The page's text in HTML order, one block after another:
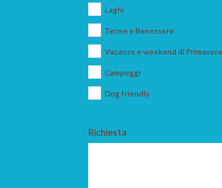
Laghi
Terme e Benessere
Vacanze e weekend di Primavera
Campeggi
Dog friendly
Richiesta